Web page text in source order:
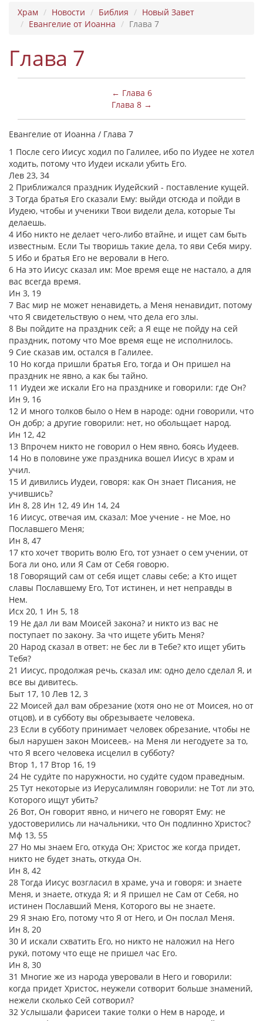
Храм Новости Библия
Новый Завет
Евангелие от Иоанна
Глава 7
Глава 7
← Глава 6
Глава 8 →
Евангелие от Иоанна / Глава 7
1 После сего Иисус ходил по Галилее, ибо по Иудее не хотел
ходить, потому что Иудеи искали убить Его.
Лев 23, 34
2 Приближался праздник Иудейский - поставление кущей.
3 Тогда братья Его сказали Ему: выйди отсюда и пойди в
Иудею, чтобы и ученики Твои видели дела, которые Ты
делаешь.
4 Ибо никто не делает чего-либо втайне, и ищет сам быть
известным. Если Ты творишь такие дела, то яви Себя миру.
5 Ибо и братья Его не веровали в Него.
6 На это Иисус сказал им: Мое время еще не настало, а для
вас всегда время.
Ин 3, 19
7 Вас мир не может ненавидеть, а Меня ненавидит, потому
что Я свидетельствую о нем, что дела его злы.
8 Вы пойдите на праздник сей; а Я еще не пойду на сей
праздник, потому что Мое время еще не исполнилось.
9 Сие сказав им, остался в Галилее.
10 Но когда пришли братья Его, тогда и Он пришел на
праздник не явно, а как бы тайно.
11 Иудеи же искали Его на празднике и говорили: где Он?
Ин 9, 16
12 И много толков было о Нем в народе: одни говорили, что
Он добр; а другие говорили: нет, но обольщает народ.
Ин 12, 42
13 Впрочем никто не говорил о Нем явно, боясь Иудеев.
14 Но в половине уже праздника вошел Иисус в храм и
учил.
15 И дивились Иудеи, говоря: как Он знает Писания, не
учившись?
Ин 8, 28 Ин 12, 49 Ин 14, 24
16 Иисус, отвечая им, сказал: Мое учение - не Мое, но
Пославшего Меня;
Ин 8, 47
17 кто хочет творить волю Его, тот узнает о сем учении, от
Бога ли оно, или Я Сам от Себя говорю.
18 Говорящий сам от себя ищет славы себе; а Кто ищет
славы Пославшему Его, Тот истинен, и нет неправды в
Нем.
Исх 20, 1 Ин 5, 18
19 Не дал ли вам Моисей закона? и никто из вас не
поступает по закону. За что ищете убить Меня?
20 Народ сказал в ответ: не бес ли в Тебе? кто ищет убить
Тебя?
21 Иисус, продолжая речь, сказал им: одно дело сделал Я, и
все вы дивитесь.
Быт 17, 10 Лев 12, 3
22 Моисей дал вам обрезание (хотя оно не от Моисея, но от
отцов), и в субботу вы обрезываете человека.
23 Если в субботу принимает человек обрезание, чтобы не
был нарушен закон Моисеев,- на Меня ли негодуете за то,
что Я всего человека исцелил в субботу?
Втор 1, 17 Втор 16, 19
24 Не суди́те по наружности, но суди́те судом праведным.
25 Тут некоторые из Иерусалимлян говорили: не Тот ли это,
Которого ищут убить?
26 Вот, Он говорит явно, и ничего не говорят Ему: не
удостоверились ли начальники, что Он подлинно Христос?
Мф 13, 55
27 Но мы знаем Его, откуда Он; Христос же когда придет,
никто не будет знать, откуда Он.
Ин 8, 42
28 Тогда Иисус возгласил в храме, уча и говоря: и знаете
Меня, и знаете, откуда Я; и Я пришел не Сам от Себя, но
истинен Пославший Меня, Которого вы не знаете.
29 Я знаю Его, потому что Я от Него, и Он послал Меня.
Ин 8, 20
30 И искали схватить Его, но никто не наложил на Него
руки́, потому что еще не пришел час Его.
Ин 8, 30
31 Многие же из народа уверовали в Него и говорили:
когда придет Христос, неужели сотворит больше знамений,
нежели сколько Сей сотворил?
32 Услышали фарисеи такие толки о Нем в народе, и